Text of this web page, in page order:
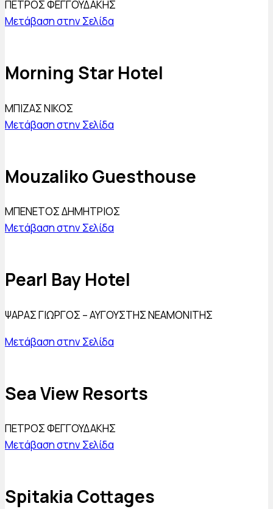
ΠΕΤΡΟΣ ΦΕΓΓΟΥΔΑΚΗΣ
Μετάβαση στην Σελίδα
Morning Star Hotel
ΜΠΙΖΑΣ ΝΙΚΟΣ
Μετάβαση στην Σελίδα
Mouzaliko Guesthouse
ΜΠΕΝΕΤΟΣ ΔΗΜΗΤΡΙΟΣ
Μετάβαση στην Σελίδα
Pearl Bay Hotel
ΨΑΡΑΣ ΓΙΩΡΓΟΣ – ΑΥΓΟΥΣΤΗΣ ΝΕΑΜΟΝΙΤΗΣ
Μετάβαση στην Σελίδα
Sea View Resorts
ΠΕΤΡΟΣ ΦΕΓΓΟΥΔΑΚΗΣ
Μετάβαση στην Σελίδα
Spitakia Cottages